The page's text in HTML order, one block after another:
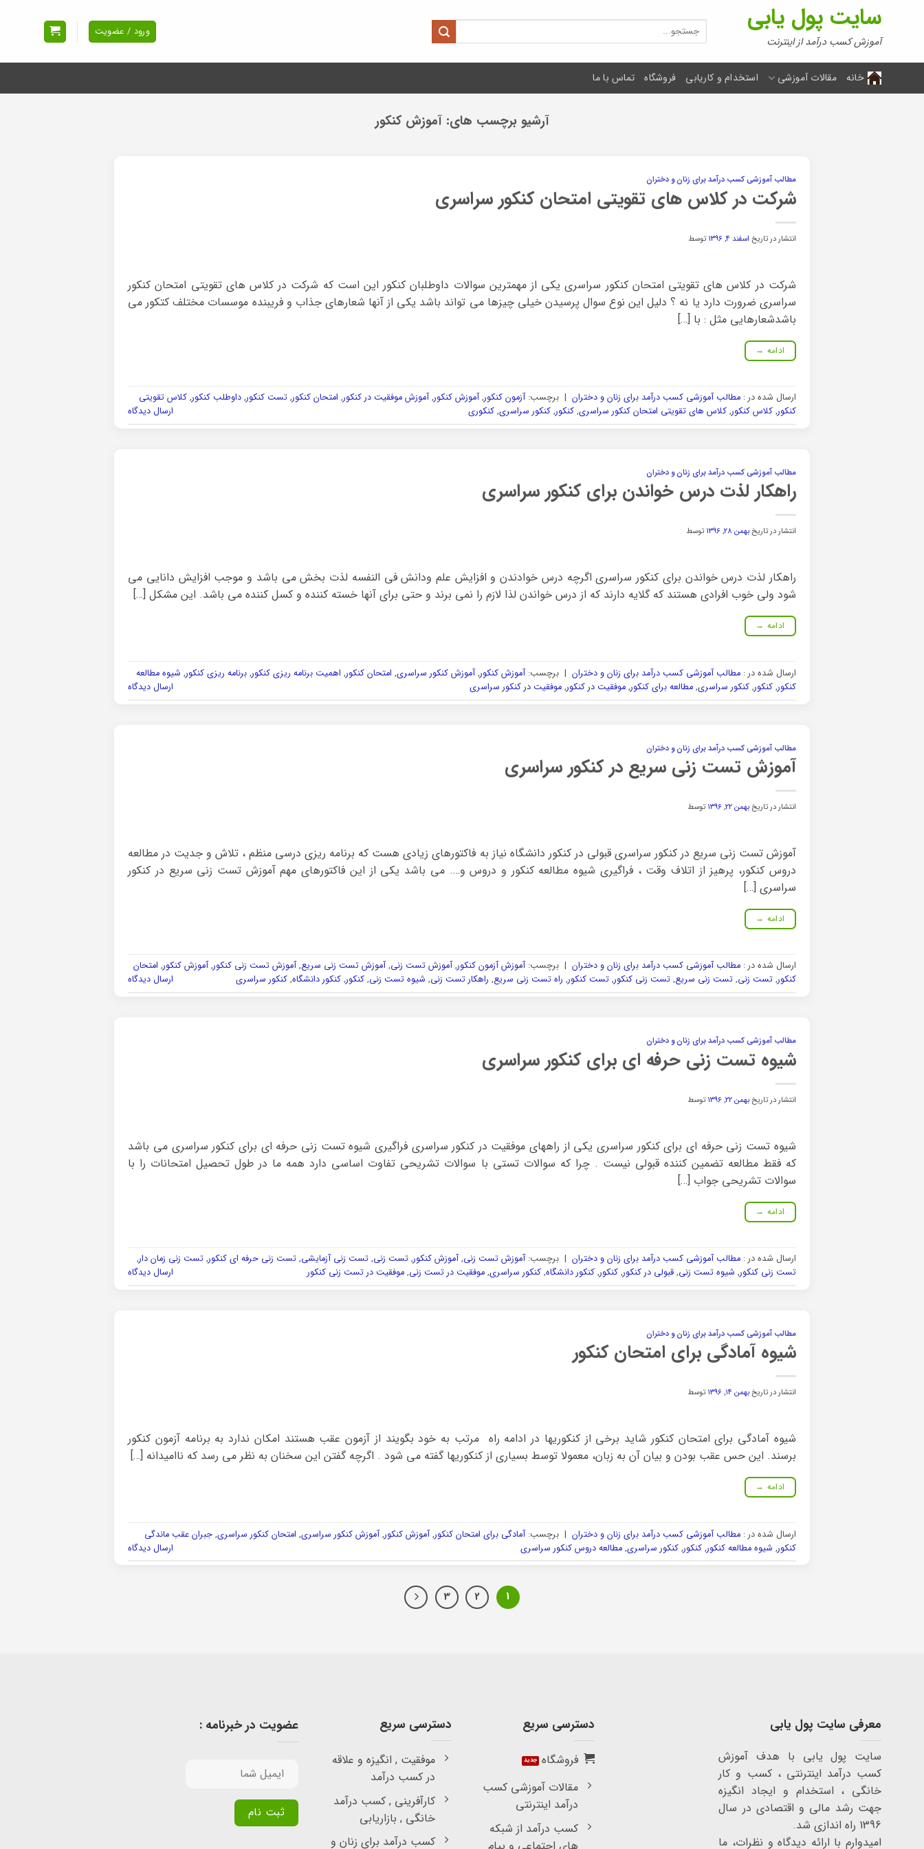
سایت پول یابی
آموزش کسب درآمد از اینترنت
جستجو
برای:
ورود / عضویت
خانه مقالات آموزشی استخدام و کاریابی فروشگاه تماس با ما
آرشیو برچسب های:آموزش کنکور
مطالب آموزشی کسب درآمد برای زنان و دختران
شرکت در کلاس های تقویتی امتحان کنکور سراسری
انتشار در تاریخ اسفند ۴, ۱۳۹۶ توسط
شرکت در کلاس های تقویتی امتحان کنکور سراسری یکی از مهمترین سوالات داوطلبان کنکور این است که شرکت در کلاس های تقویتی امتحان کنکور
سراسری ضرورت دارد یا نه ؟ دلیل این نوع سوال پرسیدن خیلی چیزها می تواند باشد یکی از آنها شعارهای جذاب و فریبنده موسسات مختلف کتکور می
باشدشعارهایی مثل : با […]
ادامه →
ارسال شده در :مطالب آموزشی کسب درآمد برای زنان و دختران | برچسب:آزمون کنکور,آموزش کنکور,آموزش موفقیت در کنکور, امتحان کنکور,تست کنکور,داوطلب کنکور,کلاس تقویتی
کنکور,کلاس کنکور,کلاس های تقویتی امتحان کنکور سراسری,کنکور,کنکور سراسری,کنکوری ارسال دیدگاه
مطالب آموزشی کسب درآمد برای زنان و دختران
راهکار لذت درس خواندن برای کنکور سراسری
انتشار در تاریخبهمن ۲۸, ۱۳۹۶ توسط
راهکار لذت درس خواندن برای کنکور سراسری اگرچه درس خوادندن و افزایش علم ودانش فی النفسه لذت بخش می باشد و موجب افزایش دانایی می
شود ولی خوب افرادی هستند که گلایه دارند که از درس خواندن لذا لازم را نمی برند و حتی برای آنها خسته کننده و کسل کننده می باشد. این مشکل […]
ادامه →
ارسال شده در :مطالب آموزشی کسب درآمد برای زنان و دختران | برچسب:آموزش کنکور,آموزش کنکور سراسری, امتحان کنکور, اهمیت برنامه ریزی کنکور,برنامه ریزی کنکور, شیوه مطالعه
کنکور,کنکور,کنکور سراسری,مطالعه برای کنکور,موفقیت در کنکور,موفقیت در کنکور سراسری ارسال دیدگاه
مطالب آموزشی کسب درآمد برای زنان و دختران
آموزش تست زنی سریع در کنکور سراسری
انتشار در تاریخبهمن ۲۲, ۱۳۹۶ توسط
آموزش تست زنی سریع در کنکور سراسری قبولی در کنکور دانشگاه نیاز به فاکتورهای زیادی هست که برنامه ریزی درسی منظم ، تلاش و جدیت در مطالعه
دروس کنکور، پرهیز از اتلاف وقت ، فراگیری شیوه مطالعه کنکور و دروس و…. می باشد یکی از این فاکتورهای مهم آموزش تست زنی سریع در کنکور
سراسری […]
ادامه →
ارسال شده در :مطالب آموزشی کسب درآمد برای زنان و دختران | برچسب:آموزش آزمون کنکور,آموزش تست زنی,آموزش تست زنی سریع,آموزش تست زنی کنکور,آموزش کنکور, امتحان
کنکور,تست زنی,تست زنی سریع,تست زنی کنکور,تست کنکور, راه تست زنی سریع, راهکار تست زنی, شیوه تست زنی,کنکور,کنکور دانشگاه,کنکور سراسری ارسال دیدگاه
مطالب آموزشی کسب درآمد برای زنان و دختران
شیوه تست زنی حرفه ای برای کنکور سراسری
انتشار در تاریخبهمن ۲۲, ۱۳۹۶ توسط
شیوه تست زنی حرفه ای برای کنکور سراسری یکی از راههای موفقیت در کنکور سراسری فراگیری شیوه تست زنی حرفه ای برای کنکور سراسری می باشد
که فقط مطالعه تضمین کننده قبولی نیست . چرا که سوالات تستی با سوالات تشریحی تفاوت اساسی دارد همه ما در طول تحصیل امتحانات را با
سوالات تشریحی جواب […]
ادامه →
ارسال شده در :مطالب آموزشی کسب درآمد برای زنان و دختران | برچسب:آموزش تست زنی,آموزش کنکور,تست زنی,تست زنی آزمایشی,تست زنی حرفه ای کنکور,تست زنی زمان دار,
تست زنی کنکور, شیوه تست زنی,قبولی در کنکور,کنکور,کنکور دانشگاه,کنکور سراسری,موفقیت در تست زنی,موفقیت در تست زنی کنکور ارسال دیدگاه
مطالب آموزشی کسب درآمد برای زنان و دختران
شیوه آمادگی برای امتحان کنکور
انتشار در تاریخبهمن ۱۴, ۱۳۹۶ توسط
شیوه آمادگی برای امتحان کنکور شاید برخی از کنکوریها در ادامه راه مرتب به خود بگویند از آزمون عقب هستند امکان ندارد به برنامه آزمون کنکور
برسند. این حس عقب بودن و بیان آن به زبان، معمولا توسط بسیاری از کنکوریها گفته می شود . اگرچه گفتن این سخنان به نظر می رسد که ناامیدانه […]
ادامه →
ارسال شده در :مطالب آموزشی کسب درآمد برای زنان و دختران | برچسب:آمادگی برای امتحان کنکور,آموزش کنکور,آموزش کنکور سراسری, امتحان کنکور سراسری,جبران عقب ماندگی
کنکور, شیوه مطالعه کنکور,کنکور,کنکور سراسری,مطالعه دروس کنکور سراسری ارسال دیدگاه
1
2
3
معرفی سایت پول یابی
سایت پول یابی با هدف آموزش
کسب درآمد اینترنتی ، کسب و کار
خانگی ، استخدام و ایجاد انگیزه
جهت رشد مالی و اقتصادی در سال
1396 راه اندازی شد.
امیدوارم با ارائه دیدگاه و نظرات، ما
دسترسی سریع
فروشگاه
مقالات آموزشی کسب
درآمد اینترنتی
کسب درآمد از شبکه
دسترسی سریع
موفقیت , انگیزه و علاقه
در کسب درآمد
کارآفرینی , کسب درآمد
خانگی , بازاریابی
کسب درآمد برای زنان و
عضویت در خبرنامه :